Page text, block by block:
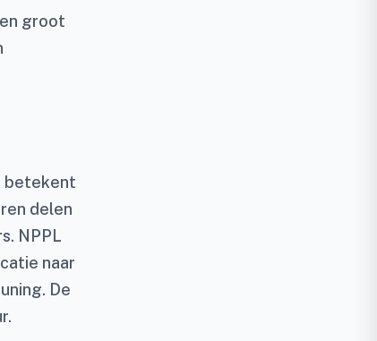
groot
betekent
delen
NPPL
naar
De